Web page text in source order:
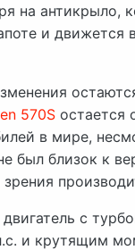
на антикрыло,
и движется
570S остается
в мире,
был близок к
с
и крутящим